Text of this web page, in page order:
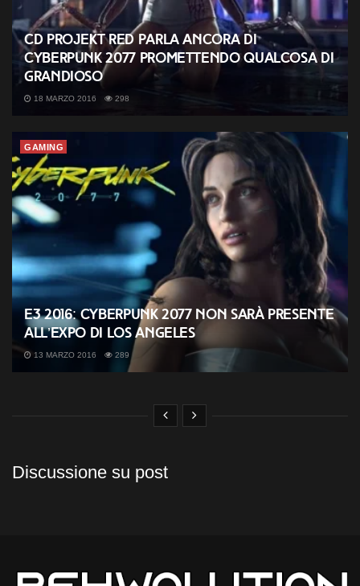
CD Projekt RED parla ancora di
Cyberpunk 2077 promettendo qualcosa di
grandioso
18 MARZO 2016 298
GAMING
E3 2016: Cyberpunk 2077 non sarà presente
all’Expo di Los Angeles
13 MARZO 2016 289
Discussione su post